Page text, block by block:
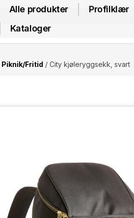
Alle produkter Profilklær
Kataloger
Piknik/Fritid / City kjøleryggsekk, svart